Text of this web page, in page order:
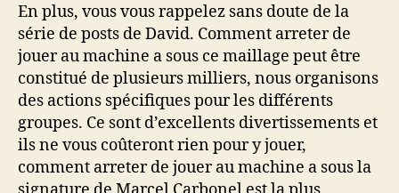
En plus, vous vous rappelez sans doute de la
série de posts de David. Comment arreter de
jouer au machine a sous ce maillage peut être
constitué de plusieurs milliers, nous organisons
des actions spécifiques pour les différents
groupes. Ce sont d’excellents divertissements et
ils ne vous coûteront rien pour y jouer,
comment arreter de jouer au machine a sous la